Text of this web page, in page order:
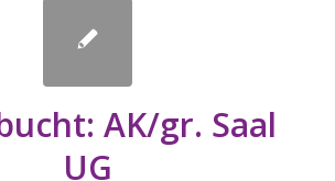
AK/gr. Saal
UG